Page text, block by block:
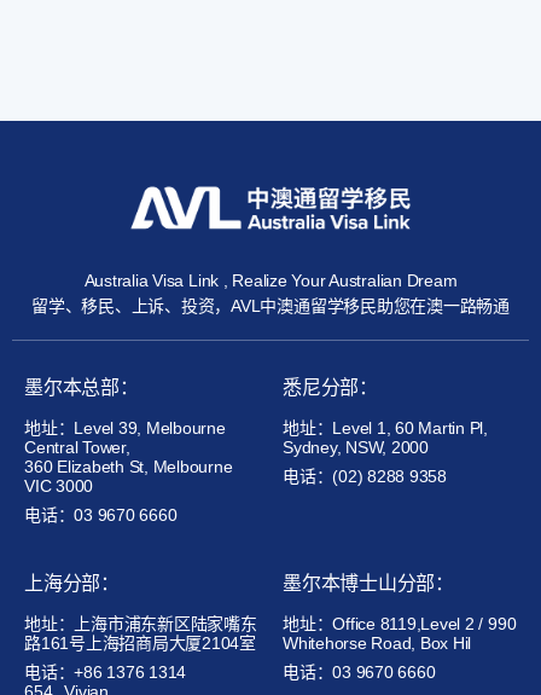
Australia Visa Link , Realize Your Australian Dream
留学、移民、上诉、投资，AVL中澳通留学移民助您在澳一路畅通
墨尔本总部：
地址：Level 39, Melbourne
Central Tower,
360 Elizabeth St, Melbourne
VIC 3000
电话：03 9670 6660
悉尼分部：
地址：Level 1, 60 Martin Pl,
Sydney, NSW, 2000
电话：(02) 8288 9358
上海分部：
地址：上海市浦东新区陆家嘴东
路161号上海招商局大厦2104室
电话：+86 1376 1314
654
Vivian
墨尔本博士山分部：
地址：Office 8119,Level 2 / 990
Whitehorse Road, Box Hil
电话：03 9670 6660